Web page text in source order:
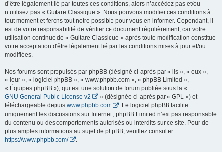
d’être légalement lié par toutes ces conditions, alors n’accédez pas et/ou
n’utilisez pas « Guitare Classique ». Nous pouvons modifier ces conditions à
tout moment et ferons tout notre possible pour vous en informer. Cependant, il
est de votre responsabilité de vérifier ce document régulièrement, car votre
utilisation continue de « Guitare Classique » après toute modification constitue
votre acceptation d’être légalement lié par les conditions mises à jour et/ou
modifiées.
Nos forums sont propulsés par phpBB (désigné ci-après par « ils », « eux »,
« leur », « logiciel phpBB », « www.phpbb.com », « phpBB Limited »,
« Équipes phpBB »), qui est une solution de forum publiée sous la «
GNU General Public License v2
» (désignée ci-après par « GPL ») et
téléchargeable depuis www.phpbb.com
. Le logiciel phpBB facilite
uniquement les discussions sur Internet ; phpBB Limited n’est pas responsable
du contenu ou des comportements autorisés ou interdits sur ce site. Pour de
plus amples informations au sujet de phpBB, veuillez consulter :
https://www.phpbb.com/